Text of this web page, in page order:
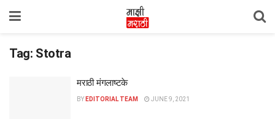
Tag: Stotra
मराठी मंगलाष्टके
BY EDITORIAL TEAM JUNE 9, 2021